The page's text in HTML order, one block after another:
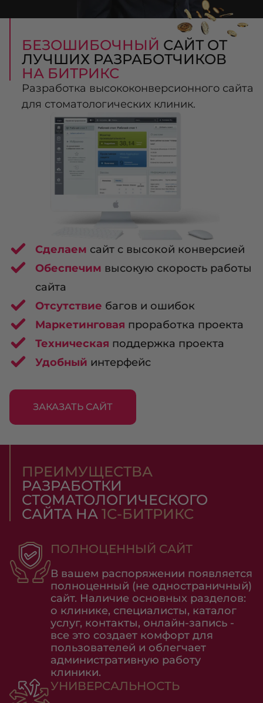
БЕЗОШИБОЧНЫЙ САЙТ ОТ
ЛУЧШИХ РАЗРАБОТЧИКОВ
НА БИТРИКС
Разработка высококонверсионного сайта
для стоматологических клиник.
Сделаем сайт с высокой конверсией
Обеспечим высокую скорость работы
сайта
Отсутствие багов и ошибок
Маркетинговая проработка проекта
Техническая поддержка проекта
Удобный интерфейс
ЗАКАЗАТЬ САЙТ
ПРЕИМУЩЕСТВА
РАЗРАБОТКИ
СТОМАТОЛОГИЧЕСКОГО
САЙТА НА 1С-БИТРИКС
ПОЛНОЦЕННЫЙ САЙТ
В вашем распоряжении появляется
полноценный (не одностраничный)
сайт. Наличие основных разделов:
о клинике, специалисты, каталог
услуг, контакты, онлайн-запись -
все это создает комфорт для
пользователей и облегчает
административную работу
клиники.
УНИВЕРСАЛЬНОСТЬ